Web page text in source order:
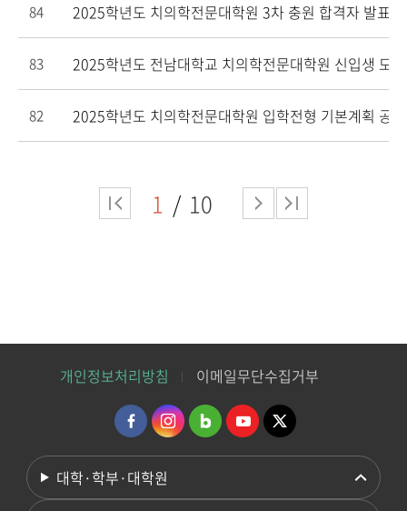
84 2025학년도 치의학전문대학원 3차 충원 합격자 발표
83 2025학년도 전남대학교 치의학전문대학원 신입생 모
82 2025학년도 치의학전문대학원 입학전형 기본계획 공고
1 10
개인정보처리방침 이메일무단수집거부
대학·학부·대학원